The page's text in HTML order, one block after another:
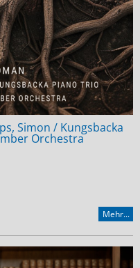
Simon / Kungsbacka
Orchestra
Mehr...